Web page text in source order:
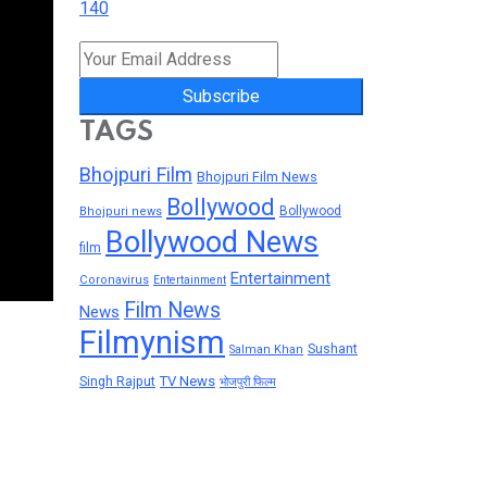
140
Subscribe
TAGS
Bhojpuri Film Bhojpuri Film News
Bhojpuri news Bollywood Bollywood
film Bollywood News
Coronavirus Entertainment Entertainment
News Film News
Filmynism Salman Khan Sushant
Singh Rajput TV News भोजपुरी फिल्म